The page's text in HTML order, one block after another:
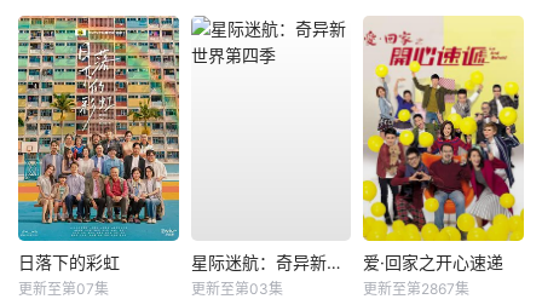
日落下的彩虹
更新至第07集
星际迷航：奇异新世界第四季
更新至第03集
爱·回家之开心速递
更新至第2867集